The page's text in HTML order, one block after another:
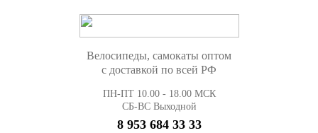
Велосипеды, самокаты оптом
с доставкой по всей РФ
ПН-ПТ 10.00 - 18.00 МСК
СБ-ВС Выходной
8 953 684 33 33